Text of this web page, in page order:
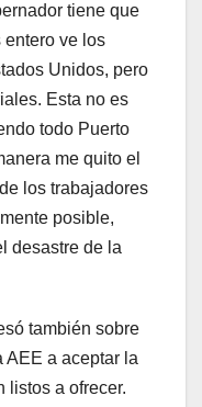
tiene que
entero ve los
Unidos, pero
Esta no es
todo Puerto
me quito el
los trabajadores
posible,
desastre de la
también sobre
AEE a aceptar la
listos a ofrecer.